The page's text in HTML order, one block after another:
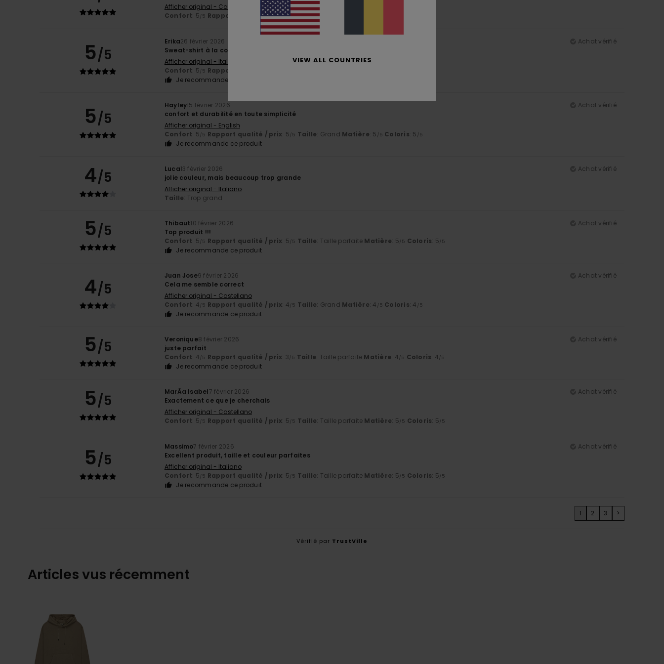
Afficher original - Castellano
Confort: 5/5 Rapport qualité / prix: 5/5 Taille: Trop grand
5/5
Erika26 février 2026
Achat vérifié
Sweat-shirt à la coupe confortable, en tissu de bonne qualité.
Afficher original - Italiano
Confort: 5/5 Rapport qualité / prix
Je recommande ce produit
5/5
Hayley15 février 2026
Achat vérifié
confort et durabilité en toute simplicité
Afficher original - English
Confort: 5/5 Rapport qualité / prix: 5/5 Taille: Grand Matière: 5 /5 Coloris: 5 /5
Je recommande ce produit
4/5 Luca13 février 2026
Achat vérifié
jolie couleur, mais beaucoup trop grande
Afficher original - Italiano
Taille: Trop grand
5/5 Thibaut10 février 2026
Achat vérifié
Top produit !!!
Confort: 5/5 Rapport qualité / prix: 5/5 Taille: Taille parfaite Matière: 5/5 Coloris: 5/5
Je recommande ce produit
4/5
Juan Jose9 février 2026
Achat vérifié
Cela me semble correct
Afficher original - Castellano
Confort: 4/5 Rapport qualité / prix: 4/5 Taille: Grand Matière: 4 /5 Coloris: 4 /5
Je recommande ce produit
5/5 Veronique8 février 2026
Achat vérifié
juste parfait
Confort: 4/5 Rapport qualité / prix: 3/5 Taille: Taille parfaite Matière: 4/5 Coloris: 4/5
Je recommande ce produit
5/5 MarÃ­a Isabel7 février 2026
Achat vérifié
Exactement ce que je cherchais
Afficher original - Castellano
Confort: 5/5 Rapport qualité / prix: 5/5 Taille: Taille parfaite Matière: 5/5 Coloris: 5/5
5/5
Massimo7 février 2026
Achat vérifié
Excellent produit, taille et couleur parfaites
Afficher original - Italiano
Confort: 5/5 Rapport qualité / prix: 5/5 Taille: Taille parfaite Matière: 5/5 Coloris: 5/5
Je recommande ce produit
1 2 3 >
Vérifié par TrustVille
Articles vus récemment
VIEW ALL COUNTRIES